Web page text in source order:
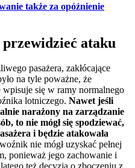
także za opóźnienie
ataku
pasażera, zakłócające
na tyle poważne, że
wpisuje się w ramy normalnego
lotniczego. Nawet jeśli
narażony na zarządzanie
to nie mógł się spodziewać,
i będzie atakowała
nie mógł uzyskać pełnej
ponieważ jego zachowanie i